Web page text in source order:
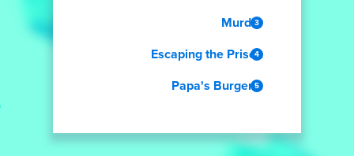
Murder
Escaping the Prison
Papa's Burgeria